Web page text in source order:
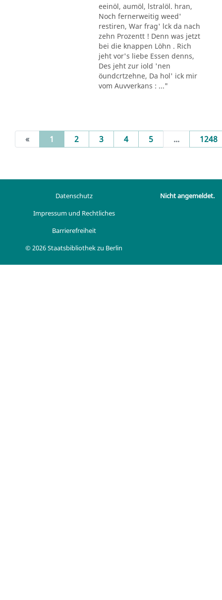
eeinöl, aumöl, lstralöl. hran,
Noch fernerweitig weed'
restiren, War frag' lck da nach
zehn Prozentt ! Denn was jetzt
bei die knappen Löhn . Rich
jeht vor's liebe Essen denns,
Des jeht zur iold 'nen
öundcrtzehne, Da hol' ick mir
vom Auvverkans : ..."
« 1 (current)
2 3 4 5 ... 1248
Datenschutz
Impressum und Rechtliches
Barrierefreiheit
© 2026 Staatsbibliothek zu Berlin
Nicht angemeldet.